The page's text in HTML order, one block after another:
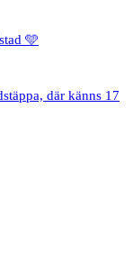
🩵
där känns 17